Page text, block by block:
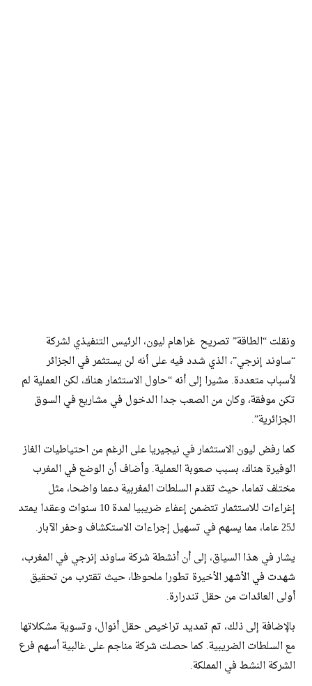
ونقلت “الطاقة” تصريح غراهام ليون، الرئيس التنفيذي لشركة
“ساوند إنرجي”، الذي شدد فيه على أنه لن يستثمر في الجزائر
لأسباب متعددة. مشيرا إلى أنه “حاول الاستثمار هناك، لكن العملية لم
تكن موفقة، وكان من الصعب جدا الدخول في مشاريع في السوق
الجزائرية”.
كما رفض ليون الاستثمار في نيجيريا على الرغم من احتياطيات الغاز
الوفيرة هناك، بسبب صعوبة العملية. وأضاف أن الوضع في المغرب
مختلف تماما، حيث تقدم السلطات المغربية دعما واضحا، مثل
إغراءات للاستثمار تتضمن إعفاء ضريبيا لمدة 10 سنوات وعقدا يمتد
لـ25 عاما، مما يسهم في تسهيل إجراءات الاستكشاف وحفر الآبار.
يشار في هذا السياق، إلى أن أنشطة شركة ساوند إنرجي في المغرب،
شهدت في الأشهر الأخيرة تطورا ملحوظا، حيث تقترب من تحقيق
أولى العائدات من حقل تندرارة.
بالإضافة إلى ذلك، تم تمديد تراخيص حقل أنوال، وتسوية مشكلاتها
مع السلطات الضريبية. كما حصلت شركة مناجم على غالبية أسهم فرع
الشركة النشط في المملكة.